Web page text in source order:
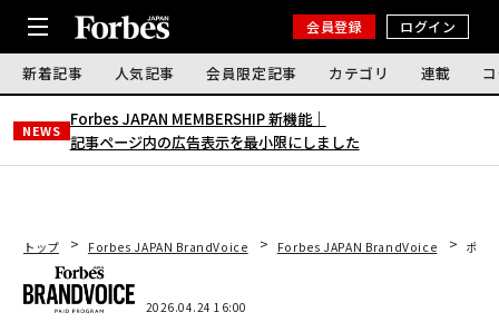
会員登録 ログイン
新着記事 人気記事 会員限定記事 カテゴリ 連載
NEWS
Forbes JAPAN MEMBERSHIP 新機能｜
記事ページ内の広告表示を最小限にしました
トップ Forbes JAPAN BrandVoice Forbes JAPAN BrandVoice ポス
2026.04.24 16:00